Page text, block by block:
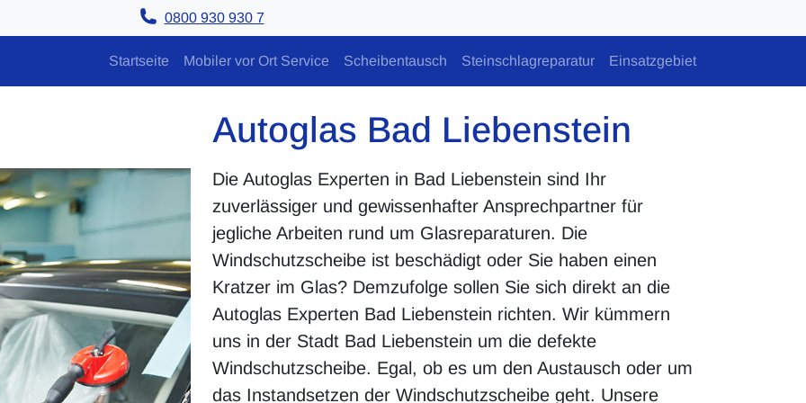
0800 930 930 7
Startseite Mobiler vor Ort Service Scheibentausch Steinschlagreparatur Einsatzgebiet
Autoglas Bad Liebenstein
Die Autoglas Experten in Bad Liebenstein sind Ihr
zuverlässiger und gewissenhafter Ansprechpartner für
jegliche Arbeiten rund um Glasreparaturen. Die
Windschutzscheibe ist beschädigt oder Sie haben einen
Kratzer im Glas? Demzufolge sollen Sie sich direkt an die
Autoglas Experten Bad Liebenstein richten. Wir kümmern
uns in der Stadt Bad Liebenstein um die defekte
Windschutzscheibe. Egal, ob es um den Austausch oder um
das Instandsetzen der Windschutzscheibe geht. Unsere